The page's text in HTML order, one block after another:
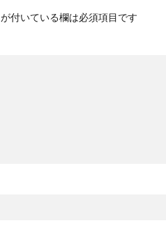
が付いている欄は必須項目です